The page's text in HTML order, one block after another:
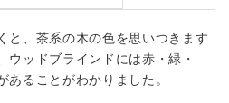
と、茶系の木の色を思いつきます
ウッドブラインドには赤・緑・
ることがわかりました。